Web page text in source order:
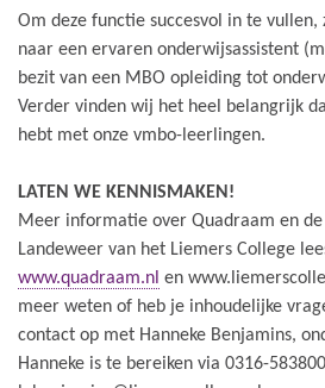
Om deze functie succesvol in te vullen,
naar een ervaren onderwijsassistent
bezit van een MBO opleiding tot
Verder vinden wij het heel belangrijk
hebt met onze vmbo-leerlingen.
LATEN WE KENNISMAKEN!
Meer informatie over Quadraam en
Landeweer van het Liemers College
www.quadraam.nl en
meer weten of heb je inhoudelijke
contact op met Hanneke Benjamins,
Hanneke is te bereiken via 0316-